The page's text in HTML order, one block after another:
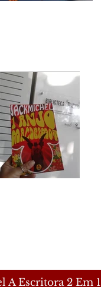
A Escritora 2 Em 1